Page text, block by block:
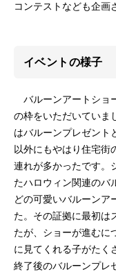
コンテストなども企画
イベントの様子
バルーンアートショ
の枠をいただいていま
はバルーンプレゼン
以外にもやはり住宅街
連れが多かったです。
たハロウィン関連のバ
どの可愛いバルーンア
た。その証拠に最初は
たが、ショーが進むに
に見てくれる子がたく
終了後のバルーンプレ